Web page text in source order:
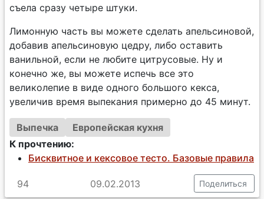
съела сразу четыре штуки.
Лимонную часть вы можете сделать апельсиновой,
добавив апельсиновую цедру, либо оставить
ванильной, если не любите цитрусовые. Ну и
конечно же, вы можете испечь все это
великолепие в виде одного большого кекса,
увеличив время выпекания примерно до 45 минут.
Выпечка
Европейская кухня
К прочтению:
Бисквитное и кексовое тесто. Базовые правила
94 09.02.2013 Поделиться